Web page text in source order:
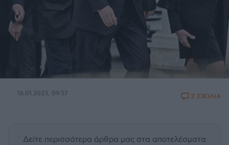
16.01.2023, 09:57 2 ΣΧΟΛΙΑ
Δείτε περισσότερα άρθρα μας στα αποτελέσματα